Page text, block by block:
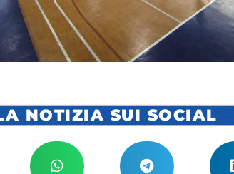
NOTIZIA SUI SOCIAL